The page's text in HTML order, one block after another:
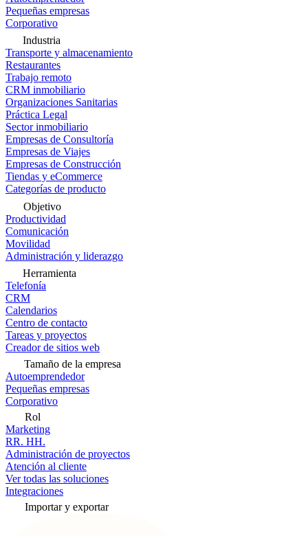
Pequeñas empresas
Corporativo
Industria
Transporte y almacenamiento
Restaurantes
Trabajo remoto
CRM inmobiliario
Organizaciones Sanitarias
Práctica Legal
Sector inmobiliario
Empresas de Consultoría
Empresas de Viajes
Empresas de Construcción
Tiendas y eCommerce
Categorías de producto
Objetivo
Productividad
Comunicación
Movilidad
Administración y liderazgo
Herramienta
Telefonía
CRM
Calendarios
Centro de contacto
Tareas y proyectos
Creador de sitios web
Tamaño de la empresa
Autoemprendedor
Pequeñas empresas
Corporativo
Rol
Marketing
RR. HH.
Administración de proyectos
Atención al cliente
Ver todas las soluciones
Integraciones
Importar y exportar